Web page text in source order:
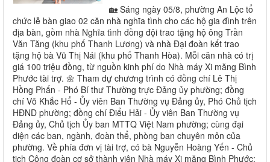
🏡 Sáng ngày 05/8, phường An Lộc tổ
chức lễ bàn giao 02 căn nhà nghĩa tình cho các hộ gia đình trên
địa bàn, gồm nhà Nghĩa tình đồng đội trao tặng hộ ông Trần
Văn Tăng (khu phố Thanh Lương) và nhà Đại đoàn kết trao
tặng hộ bà Vũ Thị Nái (khu phố Thanh Hòa). Mỗi căn nhà có trị
giá 100 triệu đồng, từ nguồn kinh phí do Nhà máy Xi măng Bình
Phước tài trợ. 🌼 Tham dự chương trình có đồng chí Lê Thị
Hồng Phấn - Phó Bí thư Thường trực Đảng ủy phường; đồng
chí Võ Khắc Hổ - Ủy viên Ban Thường vụ Đảng ủy, Phó Chủ tịch
HĐND phường; đồng chí Điểu Hải - Ủy viên Ban Thường vụ
Đảng ủy, Chủ tịch Ủy ban MTTQ Việt Nam phường; cùng đại
diện các ban, ngành, đoàn thể, phòng ban chuyên môn của
phường. Về phía đơn vị tài trợ, có bà Nguyễn Hoàng Yến - Chủ
tịch Công đoàn cơ sở thành viên Nhà máy Xi măng Bình Phước;